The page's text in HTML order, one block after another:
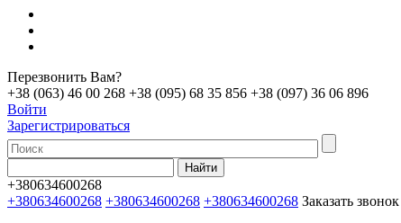
Перезвонить Вам?
+38 (063) 46 00 268 +38 (095) 68 35 856 +38 (097) 36 06 896
Войти
Зарегистрироваться
+380634600268
+380634600268 +380634600268 +380634600268 Заказать звонок